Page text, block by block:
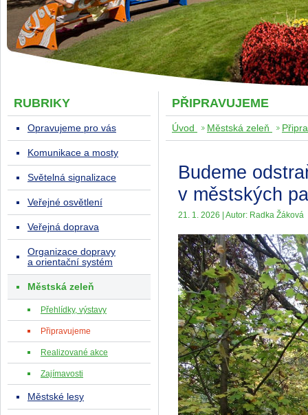
PŘIPRAVUJEME
Úvod Městská zeleň
Budeme
v městských
21. 1. 2026 | Autor: Radka Žáková
RUBRIKY
Opravujeme pro vás
Komunikace a mosty
Světelná signalizace
Veřejné osvětlení
Veřejná doprava
Organizace dopravy
a orientační systém
Městská zeleň
Přehlídky, výstavy
Připravujeme
Realizované akce
Zajímavosti
Městské lesy